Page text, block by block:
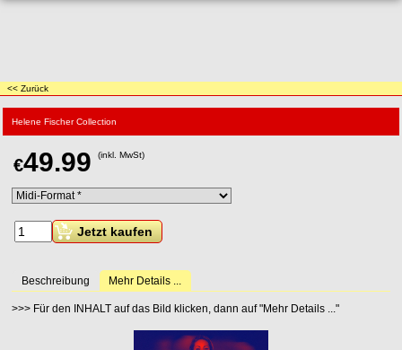
<< Zurück
Helene Fischer Collection
€49.99 (inkl. MwSt)
Jetzt kaufen
Beschreibung Mehr Details ...
>>> Für den INHALT auf das Bild klicken, dann auf "Mehr Details ..."